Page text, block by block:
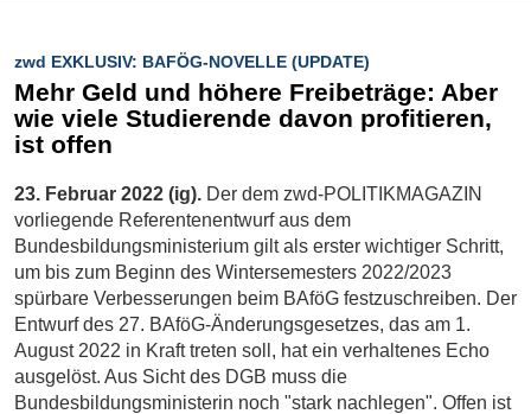
zwd EXKLUSIV: BAFÖG-NOVELLE (UPDATE)
Mehr Geld und höhere Freibeträge: Aber
wie viele Studierende davon profitieren,
ist offen
23. Februar 2022 (ig). Der dem zwd-POLITIKMAGAZIN
vorliegende Referentenentwurf aus dem
Bundesbildungsministerium gilt als erster wichtiger Schritt,
um bis zum Beginn des Wintersemesters 2022/2023
spürbare Verbesserungen beim BAföG festzuschreiben. Der
Entwurf des 27. BAföG-Änderungsgesetzes, das am 1.
August 2022 in Kraft treten soll, hat ein verhaltenes Echo
ausgelöst. Aus Sicht des DGB muss die
Bundesbildungsministerin noch "stark nachlegen". Offen ist